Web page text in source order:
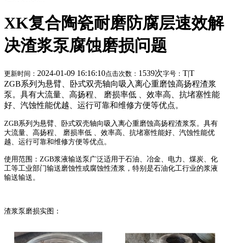
XK复合陶瓷耐磨防腐层速效解
决渣浆泵腐蚀磨损问题
更新时间： 2024-01-09 16:16:10点击次数： 1539次字号： T|T
ZGB系列为悬臂、卧式双壳轴向吸入离心重磨蚀高扬程渣浆
泵。具有大流量、高扬程、 磨损率低 、效率高、抗堵塞性能
好、汽蚀性能优越、运行可靠和维修方便等优点。
ZGB系列为悬臂、卧式双壳轴向吸入离心重磨蚀高扬程渣浆泵。具有
大流量、高扬程、 磨损率低 、效率高、抗堵塞性能好、汽蚀性能优
越、运行可靠和维修方便等优点。
使用范围：ZGB浆液输送泵广泛适用于石油、冶金、电力、煤炭、化
工等工业部门输送磨蚀性或腐蚀性渣浆，特别是石油化工行业的浆液
输送输送。
渣浆泵磨损实图：